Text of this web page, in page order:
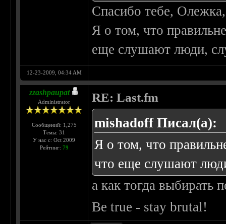
Спасибо тебе,
Я о том, что
еще слушают люди,
12-23-2009, 04:34 AM
zzashpaupat
Administrator
Сообщений: 1,275
Темы: 31
У нас с: Oct 2009
Рейтинг: 79
RE: Last.fm
mishadoff Писал(а):
Я о том, что
что еще слушают
а как тогда выбирать
Be true - stay brutal!